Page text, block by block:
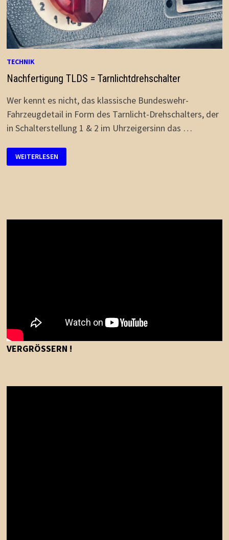
TECHNIK
Nachfertigung TLDS = Tarnlichtdrehschalter
Wer kennt es nicht, das klassische Bundeswehr-
Fahrzeugdetail in Form des Tarnlicht-Drehschalters, der
in Schalterstellung 1 & 2 im Uhrzeigersinn das …
TLDS
=
WEITERLESEN
VERGRÖSSERN !